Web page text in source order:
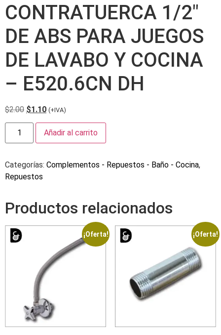
CONTRATUERCA 1/2″
DE ABS PARA JUEGOS
DE LAVABO Y COCINA
– E520.6CN DH
$2.00 $1.10 (+IVA)
Añadir al carrito
Categorías: Complementos - Repuestos - Baño - Cocina,
Repuestos
Productos relacionados
¡Oferta! ¡Oferta!